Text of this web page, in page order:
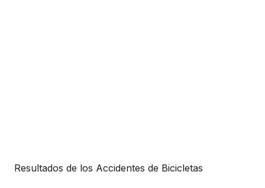
Resultados de los Accidentes de Bicicletas